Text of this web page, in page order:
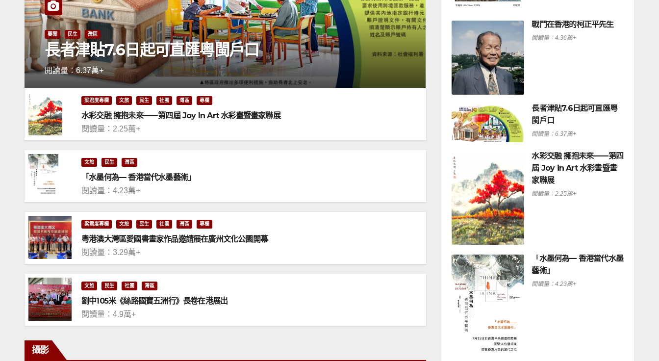
要聞 民生 灣區
長者津貼7.6日起可直匯粵閩戶口
閱讀量：6.37萬+
梁君度專欄 文旅 民生 社團 灣區 專欄
水彩交融 擁抱未來——第四屆 Joy In Art 水彩畫暨畫家聯展
閱讀量：2.25萬+
文旅 民生 灣區
「水墨何為— 香港當代水墨藝術」
閱讀量：4.23萬+
梁君度專欄 文旅 民生 社團 灣區 專欄
粵港澳大灣區愛國書畫家作品邀請展在廣州文化公園開幕
閱讀量：3.29萬+
文旅 民生 社團 灣區
劉中105米《絲路國寶五洲行》長卷在港展出
閱讀量：4.9萬+
攝影
戰鬥在香港的柯正平先生
閱讀量：4.36萬+
長者津貼7.6日起可直匯粵
閩戶口
閱讀量：6.37萬+
水彩交融 擁抱未來——第四
屆 Joy in Art 水彩畫暨畫
家聯展
閱讀量：2.25萬+
「水墨何為— 香港當代水墨
藝術」
閱讀量：4.23萬+